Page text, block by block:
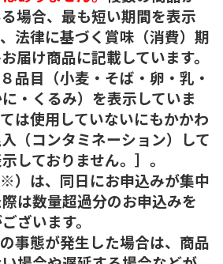
場合、最も短い期間を表示
法律に基づく賞味（消費）期
届け商品に記載しています。
品目（小麦・そば・卵・乳・
・くるみ）を表示していま
は使用していないにもかかわ
（コンタミネーション）して
しておりません。］。
）は、同日にお申込みが集中
は数量超過分のお申込みを
ざいます。
事態が発生した場合は、商品